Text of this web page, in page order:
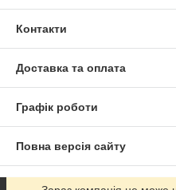
Контакти
Доставка та оплата
Графік роботи
Повна версія сайту
Сайт створено на